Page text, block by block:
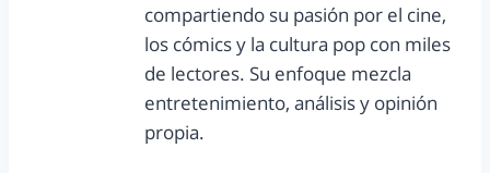
compartiendo su pasión por el cine,
los cómics y la cultura pop con miles
de lectores. Su enfoque mezcla
entretenimiento, análisis y opinión
propia.